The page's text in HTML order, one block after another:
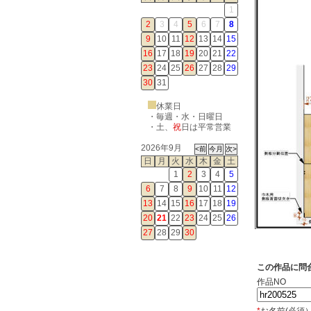
1
2
3 4 5 6 7
8
9
10 11 12 13 14 15
16 17 18 19 20 21 22
23 24 25 26 27 28 29
30 31
休業日
・毎週・水・日曜日
・ 土、 祝日は平常営業
2026年9月
日
月 火 水 木 金
土
1
2 3 4
5
6
7 8 9 10 11 12
13 14 15 16 17 18 19
20 21 22 23 24 25 26
27 28 29 30
この作品に問
作品NO